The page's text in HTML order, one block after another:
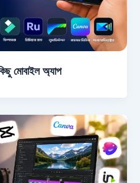
মোবাইল অ্যাপ